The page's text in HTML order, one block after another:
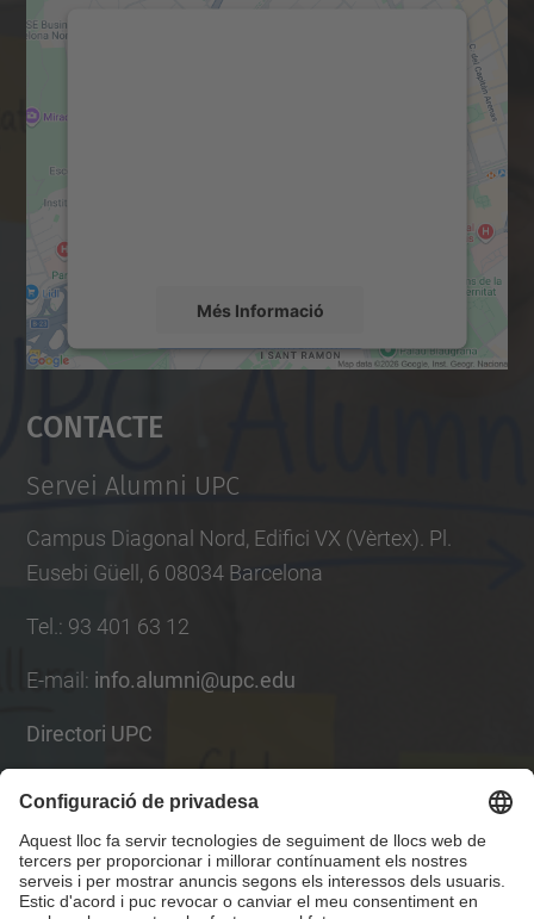
Més Informació
Accepta
powered by
Contacte
Servei Alumni UPC
Campus Diagonal Nord, Edifici VX (Vèrtex). Pl.
Eusebi Güell, 6 08034 Barcelona
Tel. : 93 401 63 12
E-mail : info.alumni@upc.edu
Directori UPC
Formulari de contacte
Llista Xarxes Socials